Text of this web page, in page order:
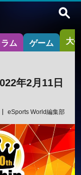
ラム ゲーム 大
年2月11日
eSports World編集部